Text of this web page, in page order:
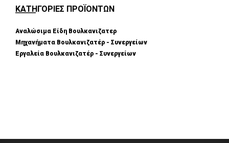
ΚΑΤΗΓΟΡΙΕΣ ΠΡΟΪΟΝΤΩΝ
Αναλώσιμα Είδη Βουλκανιζατερ
Μηχανήματα Βουλκανιζατέρ - Συνεργείων
Εργαλεία Βουλκανιζατέρ - Συνεργείων